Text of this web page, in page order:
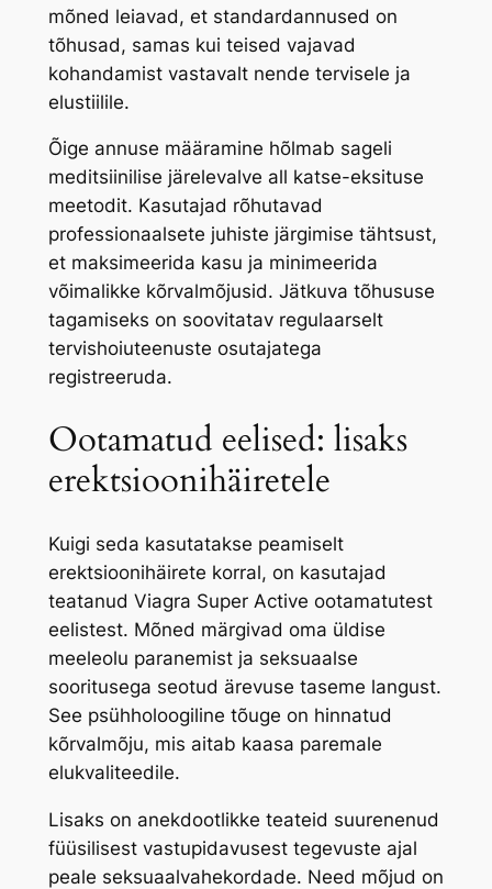
mõned leiavad, et standardannused on
tõhusad, samas kui teised vajavad
kohandamist vastavalt nende tervisele ja
elustiilile.
Õige annuse määramine hõlmab sageli
meditsiinilise järelevalve all katse-eksituse
meetodit. Kasutajad rõhutavad
professionaalsete juhiste järgimise tähtsust,
et maksimeerida kasu ja minimeerida
võimalikke kõrvalmõjusid. Jätkuva tõhususe
tagamiseks on soovitatav regulaarselt
tervishoiuteenuste osutajatega
registreeruda.
Ootamatud eelised: lisaks
erektsioonihäiretele
Kuigi seda kasutatakse peamiselt
erektsioonihäirete korral, on kasutajad
teatanud Viagra Super Active ootamatutest
eelistest. Mõned märgivad oma üldise
meeleolu paranemist ja seksuaalse
sooritusega seotud ärevuse taseme langust.
See psühholoogiline tõuge on hinnatud
kõrvalmõju, mis aitab kaasa paremale
elukvaliteedile.
Lisaks on anekdootlikke teateid suurenenud
füüsilisest vastupidavusest tegevuste ajal
peale seksuaalvahekordade. Need mõjud on